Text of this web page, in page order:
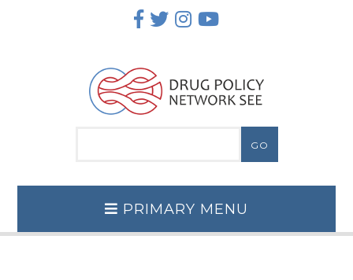
PRIMARY MENU